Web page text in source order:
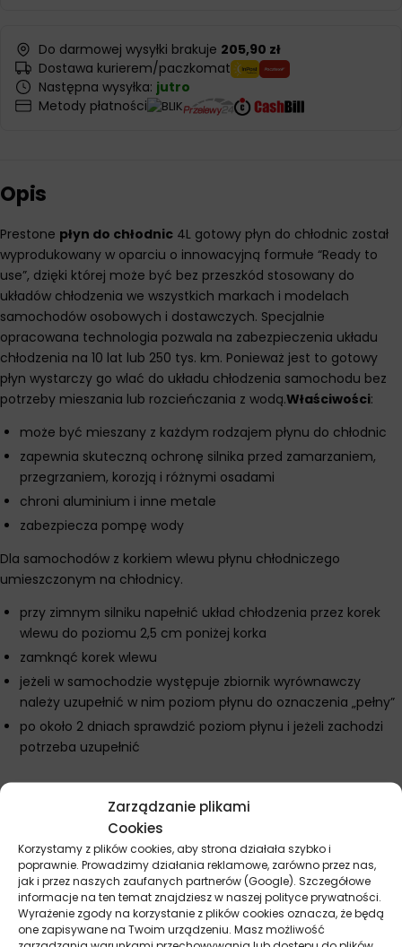
Zarządzanie plikami
Cookies
Korzystamy z plików cookies, aby strona działała szybko i
poprawnie. Prowadzimy działania reklamowe, zarówno przez nas,
jak i przez naszych zaufanych partnerów (Google). Szczegółowe
informacje na ten temat znajdziesz w naszej polityce prywatności.
Wyrażenie zgody na korzystanie z plików cookies oznacza, że będą
one zapisywane na Twoim urządzeniu. Masz możliwość
Do darmowej wysyłki brakuje 205,90 zł
Dostawa kurierem/paczkomat
Następna wysyłka: jutro
Metody płatności
Opis
Prestone płyn do chłodnic 4L gotowy płyn do chłodnic został
wyprodukowany w oparciu o innowacyjną formułe “Ready to
use”, dzięki której może być bez przeszkód stosowany do
układów chłodzenia we wszystkich markach i modelach
samochodów osobowych i dostawczych. Specjalnie
opracowana technologia pozwala na zabezpieczenia układu
chłodzenia na 10 lat lub 250 tys. km. Ponieważ jest to gotowy
płyn wystarczy go wlać do układu chłodzenia samochodu bez
potrzeby mieszania lub rozcieńczania z wodą.Właściwości:
może być mieszany z każdym rodzajem płynu do chłodnic
zapewnia skuteczną ochronę silnika przed zamarzaniem,
przegrzaniem, korozją i różnymi osadami
chroni aluminium i inne metale
zabezpiecza pompę wody
Dla samochodów z korkiem wlewu płynu chłodniczego
umieszczonym na chłodnicy.
przy zimnym silniku napełnić układ chłodzenia przez korek
wlewu do poziomu 2,5 cm poniżej korka
zamknąć korek wlewu
jeżeli w samochodzie występuje zbiornik wyrównawczy
należy uzupełnić w nim poziom płynu do oznaczenia „pełny”
po około 2 dniach sprawdzić poziom płynu i jeżeli zachodzi
potrzeba uzupełnić
Parametry techniczne
Producent Prestone
Pojemność 4 l